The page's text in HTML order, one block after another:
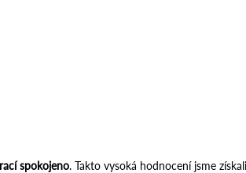
spokojeno. Takto vysoká hodnocení jsme